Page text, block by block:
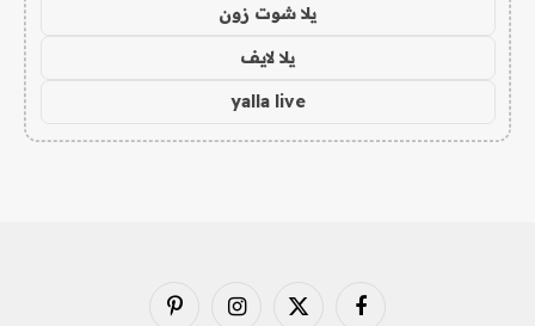
يلا شوت زون
يلا لايف
yalla live
فيسبوك X الانستغرامبينتيريست